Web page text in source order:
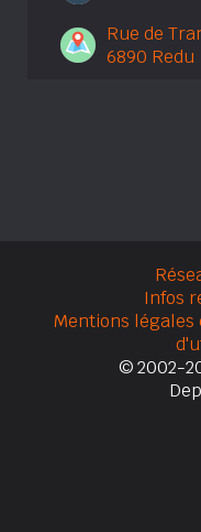
Rue de
6890 Redu
Infos
Mentions
© 2002-